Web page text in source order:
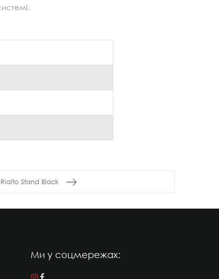
Stand Black
Ми у соцмережах: